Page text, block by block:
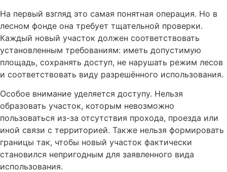
На первый взгляд это самая понятная операция. Но в
лесном фонде она требует тщательной проверки.
Каждый новый участок должен соответствовать
установленным требованиям: иметь допустимую
площадь, сохранять доступ, не нарушать режим лесов
и соответствовать виду разрешённого использования.
Особое внимание уделяется доступу. Нельзя
образовать участок, которым невозможно
пользоваться из-за отсутствия прохода, проезда или
иной связи с территорией. Также нельзя формировать
границы так, чтобы новый участок фактически
становился непригодным для заявленного вида
использования.